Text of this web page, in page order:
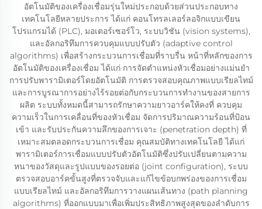
อัตโนมัติของเครื่องเชื่อมรุ่นใหม่ประกอบด้วยส่วนประกอบทาง
เทคโนโลยีหลายประการ ได้แก่ คอนโทรลเลอร์ลอจิกแบบเขียน
โปรแกรมได้ (PLC), มอเตอร์เซอร์โว, ระบบวิชัน (vision systems),
และอัลกอริทึมการควบคุมแบบปรับตัว (adaptive control
algorithms) เพื่อสร้างกระบวนการเชื่อมที่ราบรื่น หน้าที่หลักของการ
อัตโนมัติของเครื่องเชื่อม ได้แก่ การจัดตำแหน่งหัวเชื่อมอย่างแม่นยำ
การปรับพารามิเตอร์โดยอัตโนมัติ การตรวจสอบคุณภาพแบบเรียลไทม์
และการบูรณาการอย่างไร้รอยต่อกับกระบวนการทำงานของสายการ
ผลิต ระบบทั้งหมดนี้สามารถรักษาความยาวอาร์คให้คงที่ ควบคุม
ความเร็วในการเคลื่อนที่ของหัวเชื่อม จัดการปริมาณความร้อนที่ป้อน
เข้า และรับประกันความลึกของการเจาะ (penetration depth) ที่
เหมาะสมตลอดกระบวนการเชื่อม คุณสมบัติทางเทคโนโลยี ได้แก่
พารามิเตอร์การเชื่อมแบบปรับตัวอัตโนมัติซึ่งปรับเปลี่ยนตามความ
หนาของวัสดุและรูปแบบของรอยต่อ (joint configuration), ระบบ
ตรวจสอบอาร์คขั้นสูงที่ตรวจจับและแก้ไขข้อบกพร่องของการเชื่อม
แบบเรียลไทม์ และอัลกอริทึมการวางแผนเส้นทาง (path planning
algorithms) ที่ออกแบบมาเพื่อเพิ่มประสิทธิภาพสูงสุดของลำดับการ